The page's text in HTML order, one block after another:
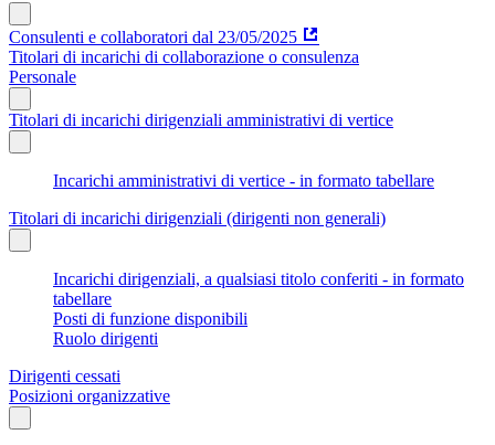
Consulenti e collaboratori dal 23/05/2025
Titolari di incarichi di collaborazione o consulenza
Personale
Titolari di incarichi dirigenziali amministrativi di vertice
Incarichi amministrativi di vertice - in formato tabellare
Titolari di incarichi dirigenziali (dirigenti non generali)
Incarichi dirigenziali, a qualsiasi titolo conferiti - in formato
tabellare
Posti di funzione disponibili
Ruolo dirigenti
Dirigenti cessati
Posizioni organizzative